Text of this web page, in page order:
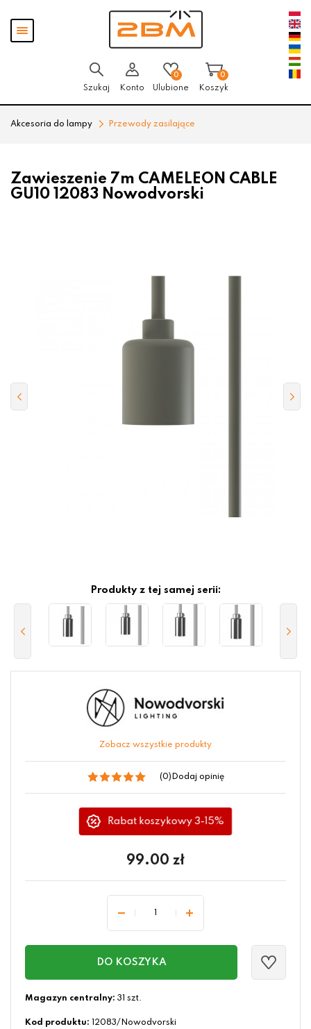
Pokaż
menu
Szukaj Konto
0
Ulubione
0
Koszyk
Akcesoria do lampy Przewody zasilające
Zawieszenie 7m CAMELEON CABLE
GU10 12083 Nowodvorski
Produkty z tej samej serii:
Zobacz wszystkie produkty
(0) Dodaj opinię
Rabat koszykowy 3-15%
99.00 zł
DO KOSZYKA
Magazyn centralny: 31 szt.
Kod produktu:
12083/Nowodvorski